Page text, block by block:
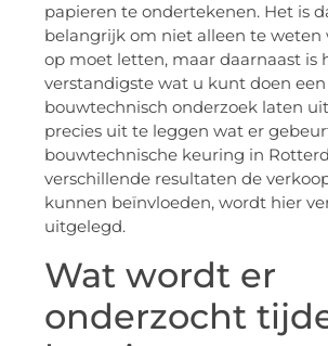
papieren te ondertekenen. Het is
belangrijk om niet alleen te weten
op moet letten, maar daarnaast is
verstandigste wat u kunt doen een
bouwtechnisch onderzoek laten
precies uit te leggen wat er
bouwtechnische keuring in
verschillende resultaten de
kunnen beïnvloeden, wordt hier
uitgelegd.
Wat wordt er
onderzocht